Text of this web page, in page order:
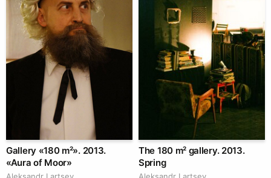
Gallery «180 m²». 2013.
«Aura of Moor»
The 180 m² gallery. 2013.
Spring